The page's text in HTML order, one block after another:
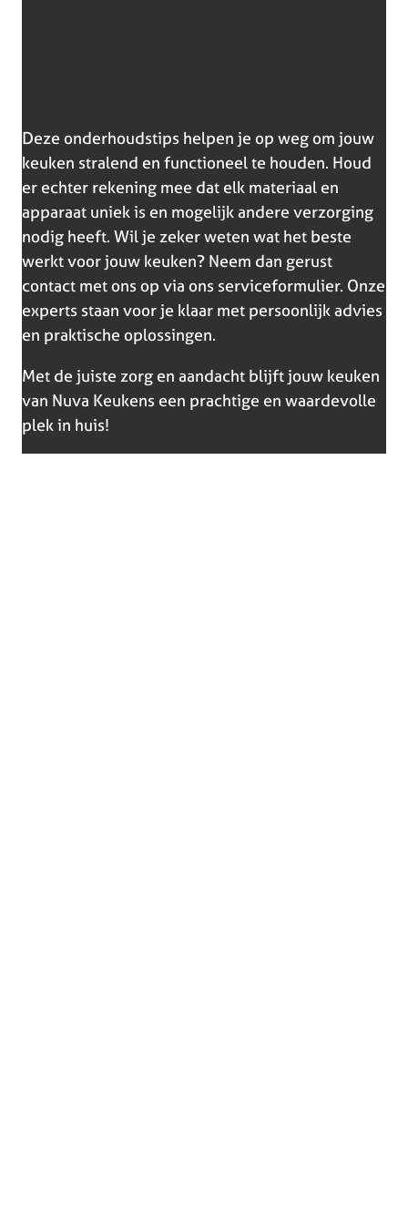
Deze onderhoudstips helpen je op weg om jouw
keuken stralend en functioneel te houden. Houd
er echter rekening mee dat elk materiaal en
apparaat uniek is en mogelijk andere verzorging
nodig heeft. Wil je zeker weten wat het beste
werkt voor jouw keuken? Neem dan gerust
contact met ons op via ons serviceformulier. Onze
experts staan voor je klaar met persoonlijk advies
en praktische oplossingen.
Met de juiste zorg en aandacht blijft jouw keuken
van Nuva Keukens een prachtige en waardevolle
plek in huis!